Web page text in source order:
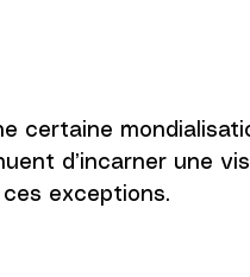
certaine
d’incarner une
exceptions.